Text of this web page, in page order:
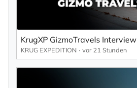
KrugXP GizmoTravels Interview
KRUG EXPEDITION vor 21 Stunden